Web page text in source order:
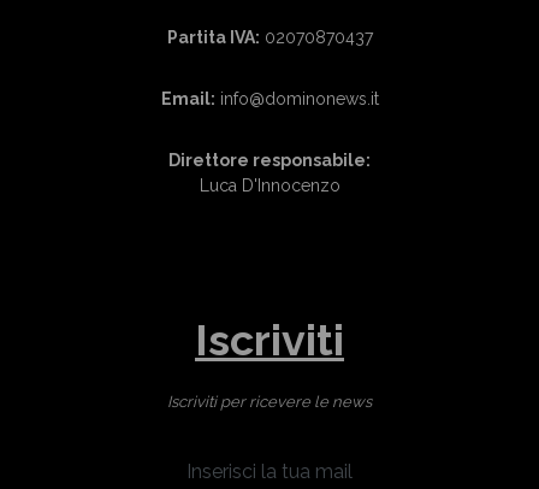
Partita IVA: 02070870437
Email: info@dominonews.it
Direttore responsabile:
Luca D'Innocenzo
Iscriviti
Iscriviti per ricevere le news